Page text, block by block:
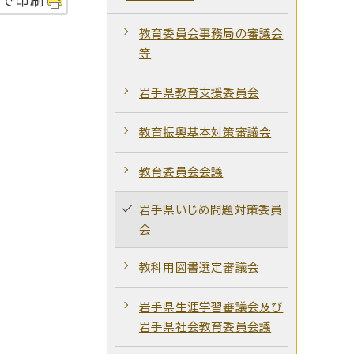
教育委員会事務局の審議会
等
岩手県教育支援委員会
教育振興基本対策審議会
教育委員会会議
岩手県いじめ問題対策委員
会
教科用図書選定審議会
岩手県生涯学習審議会及び
岩手県社会教育委員会議